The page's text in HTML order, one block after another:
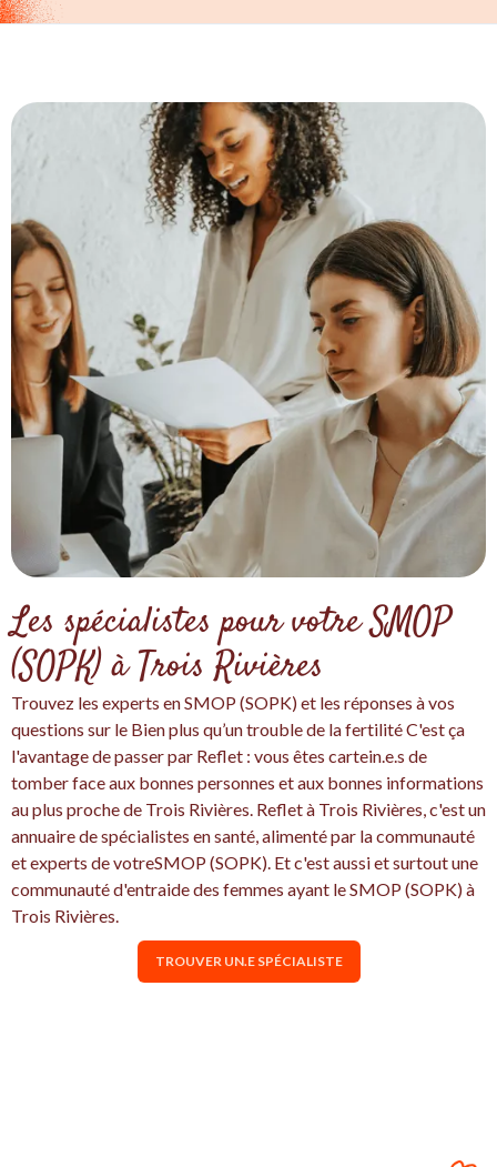
Les spécialistes pour votre SMOP
(SOPK) à Trois Rivières
Trouvez les experts en SMOP (SOPK) et les réponses à vos
questions sur le Bien plus qu’un trouble de la fertilité C'est ça
l'avantage de passer par Reflet : vous êtes cartein.e.s de
tomber face aux bonnes personnes et aux bonnes informations
au plus proche de Trois Rivières. Reflet à Trois Rivières, c'est un
annuaire de spécialistes en santé, alimenté par la communauté
et experts de votreSMOP (SOPK). Et c'est aussi et surtout une
communauté d'entraide des femmes ayant le SMOP (SOPK) à
Trois Rivières.
TROUVER UN.E SPÉCIALISTE